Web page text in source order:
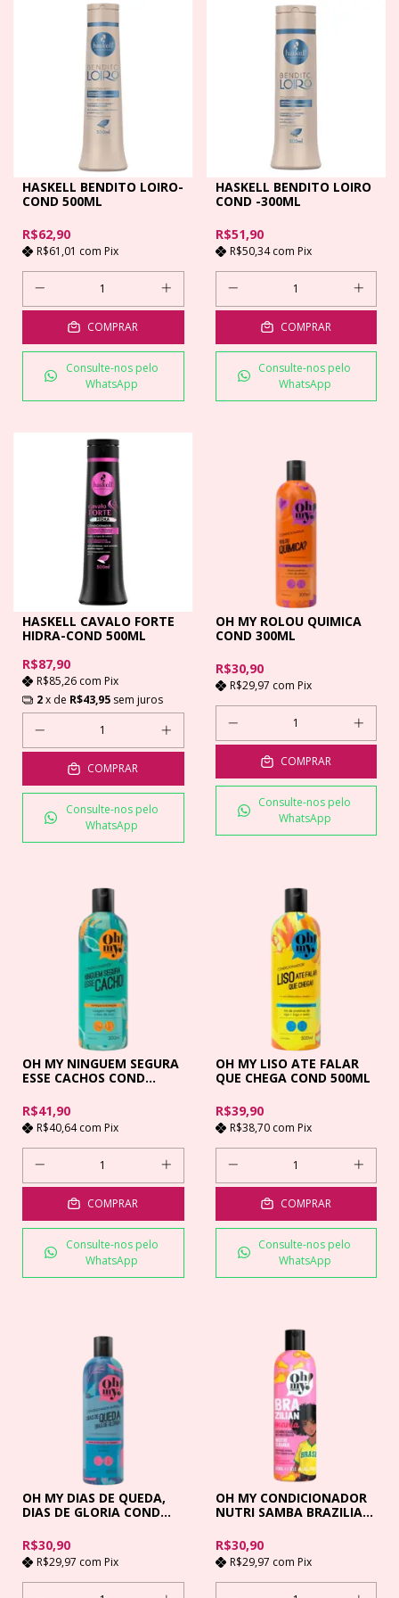
HASKELL BENDITO LOIRO-
COND 500ML
R$62,90
R$61,01 com Pix
COMPRAR
Consulte-nos pelo
WhatsApp
HASKELL BENDITO LOIRO
COND -300ML
R$51,90
R$50,34com Pix
COMPRAR
Consulte-nos pelo
WhatsApp
HASKELL CAVALO FORTE
HIDRA-COND 500ML
R$87,90
R$85,26 com Pix
2x de R$43,95 sem juros
COMPRAR
Consulte-nos pelo
WhatsApp
OH MY ROLOU QUIMICA
COND 300ML
R$30,90
R$29,97 com Pix
COMPRAR
Consulte-nos pelo
WhatsApp
OH MY NINGUEM SEGURA
ESSE CACHOS COND
R$41,90
R$40,64com Pix
COMPRAR
Consulte-nos pelo
WhatsApp
OH MY LISO ATE FALAR
QUE CHEGA COND 500ML
R$39,90
R$38,70 com Pix
COMPRAR
Consulte-nos pelo
WhatsApp
OH MY DIAS DE QUEDA,
DIAS DE GLORIA COND
R$30,90
R$29,97 com Pix
OH MY CONDICIONADOR
NUTRI SAMBA BRAZILIAN
R$30,90
R$29,97 com Pix